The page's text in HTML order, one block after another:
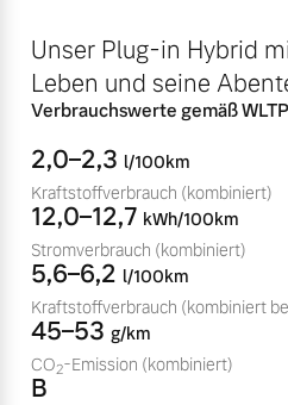
Fahrzeug konfigurieren
Sofort verfügbare
Volvo
Mehr
Volvo
Mehr
Unser Plug-in Hybrid
Leben und seine
Verbrauchswerte gemäß
2,0–2,3 l/100km
Kraftstoffverbrauch (kombiniert)
12,0–12,7 kWh/100km
Stromverbrauch (kombiniert)
5,6–6,2 l/100km
Kraftstoffverbrauch (kombiniert
45–53 g/km
CO2-Emission (kombiniert)
B